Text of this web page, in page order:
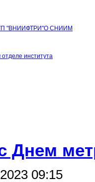
"ВНИИФТРИ"О СНИИМ
института
Днем
09:15